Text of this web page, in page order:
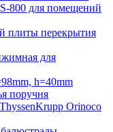
800 для помещений
плиты перекрытия
для
h=40mm
поручня
Orinoco